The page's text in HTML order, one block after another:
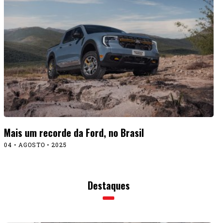
Mais um recorde da Ford, no Brasil
04 • AGOSTO • 2025
Destaques